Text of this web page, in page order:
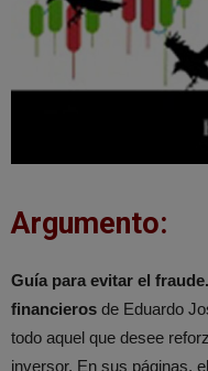
Argumento:
Guía para evitar el
financieros de Eduardo
todo aquel que desee
inversor. En sus páginas,